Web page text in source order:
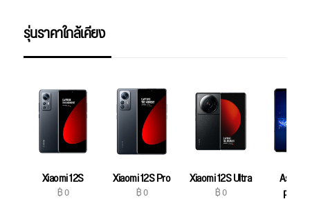
รุ่นราคาใกล้เคียง
Xiaomi 12S
฿ 0
Xiaomi 12S Pro
฿ 0
Xiaomi 12S Ultra
฿ 0
Asus